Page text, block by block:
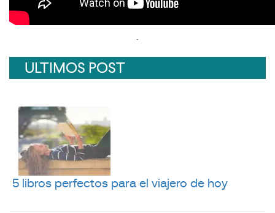
.
ULTIMOS POST
5 libros perfectos para el viajero de hoy